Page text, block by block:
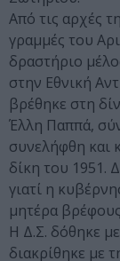
Από τις αρχές
γραμμές του
δραστήριο
στην Εθνική
βρέθηκε στη
Έλλη Παππά,
συνελήφθη και
δίκη του 1951.
γιατί η
μητέρα
Η Δ.Σ. δόθηκε
διακρίθηκε με